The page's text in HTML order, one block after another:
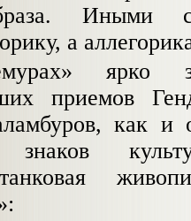
Иными
а
ярко
приемов
как